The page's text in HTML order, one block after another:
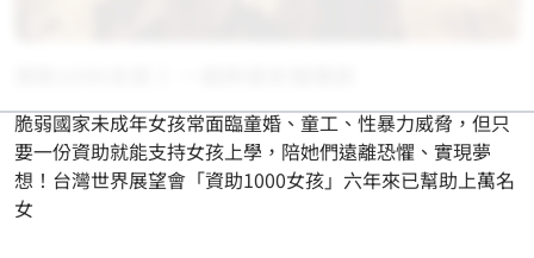
脆弱國家未成年女孩常面臨童婚、童工、性暴力威脅，但只
要一份資助就能支持女孩上學，陪她們遠離恐懼、實現夢
想！台灣世界展望會「資助1000女孩」六年來已幫助上萬名
女